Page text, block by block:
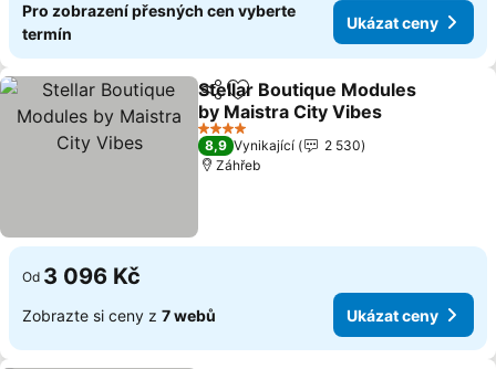
Pro zobrazení přesných cen vyberte
termín
Ukázat ceny
SdíletPřidat na seznam oblíbených
Stellar Boutique Modules
by Maistra City Vibes
Ukázat ceny
4 Počet hvězdiček
8,9 Vynikající
2 530
Záhřeb
Od 3 096 Kč
Zobrazte si ceny z 7 webů Ukázat ceny